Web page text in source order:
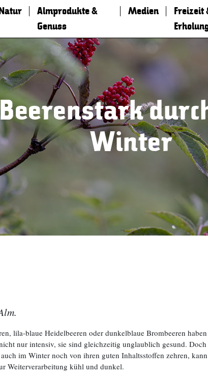
Almprodukte &
Genuss
Medien
Freizeit
Winter
lila-blaue Heidelbeeren oder dunkelblaue Brombeeren
nur intensiv, sie sind gleichzeitig unglaublich gesund.
im Winter noch von ihren guten Inhaltsstoffen zehren,
Weiterverarbeitung kühl und dunkel.